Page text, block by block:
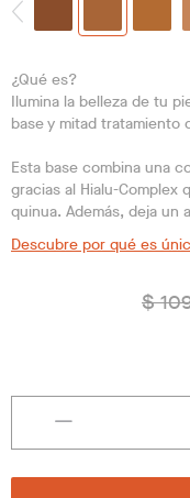
¿Qué es?
Ilumina la belleza de tu
base y mitad
Esta base combina una
gracias al Hialu-
quinua. Además, deja un
Descubre por qué es
$